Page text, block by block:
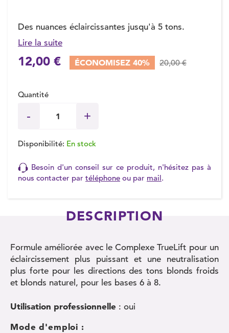
Des nuances éclaircissantes jusqu'à 5 tons.
Lire la suite
12,00 € ÉCONOMISEZ 40% 20,00 €
Quantité
Disponibilité: En stock
Besoin d'un conseil sur ce produit, n'hésitez pas à
nous contacter par téléphone ou par mail.
DESCRIPTION
Formule améliorée avec le Complexe TrueLift pour un
éclaircissement plus puissant et une neutralisation
plus forte pour les directions des tons blonds froids
et blonds naturel, pour les bases 6 à 8.
Utilisation professionnelle : oui
Mode d'emploi :